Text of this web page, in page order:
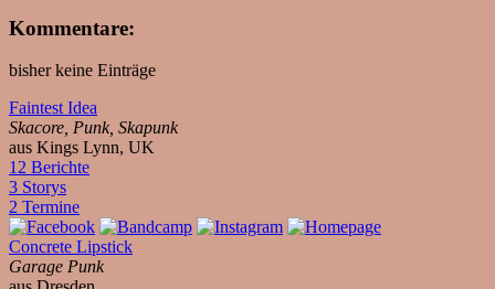
Kommentare:
bisher keine Einträge
Faintest Idea
Skacore, Punk, Skapunk
aus Kings Lynn, UK
12 Berichte
3 Storys
2 Termine
Concrete Lipstick
Garage Punk